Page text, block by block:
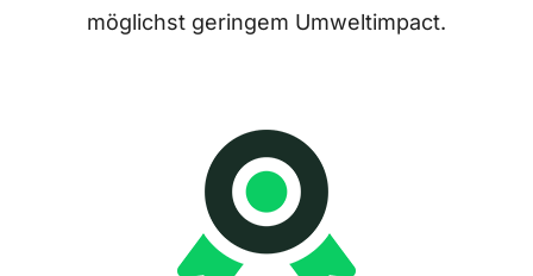
möglichst geringem Umweltimpact.